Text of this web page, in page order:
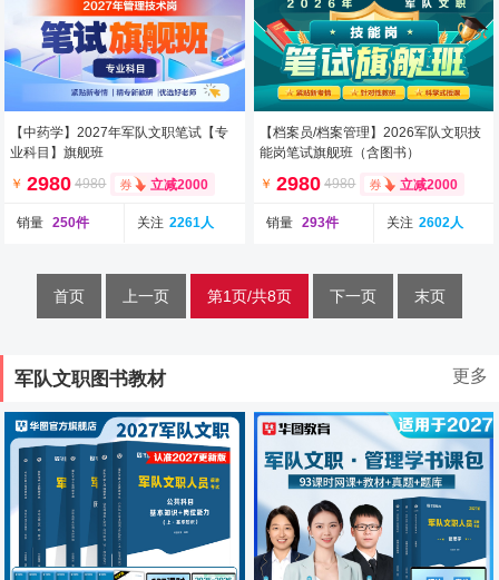
【中药学】2027年军队文职笔试【专
业科目】旗舰班
￥ 2980 4980 立减2000
销量 250件 关注 2261人
【档案员/档案管理】2026军队文职技
能岗笔试旗舰班（含图书）
￥ 2980 4980 立减2000
销量 293件 关注 2602人
首页 上一页 第1页/共8页 下一页 末页
更多
军队文职图书教材